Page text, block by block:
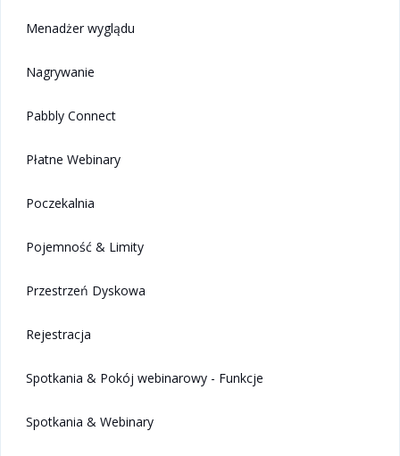
Menadżer wyglądu
Nagrywanie
Pabbly Connect
Płatne Webinary
Poczekalnia
Pojemność & Limity
Przestrzeń Dyskowa
Rejestracja
Spotkania & Pokój webinarowy - Funkcje
Spotkania & Webinary